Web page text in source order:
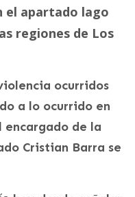
el apartado lago
regiones de Los
ocurridos
a lo ocurrido en
de la
Cristian Barra se